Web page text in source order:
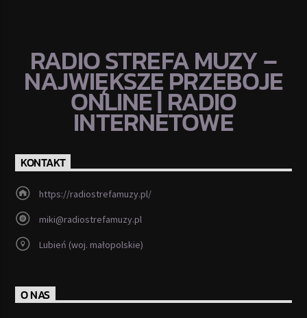
RADIO STREFA MUZY –
NAJWIĘKSZE PRZEBOJE
ONLINE | RADIO
INTERNETOWE
KONTAKT
https://radiostrefamuzy.pl/
miki@radiostrefamuzy.pl
Lubień (woj. małopolskie)
O NAS